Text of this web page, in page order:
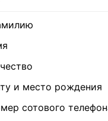
и место рождения
сотового